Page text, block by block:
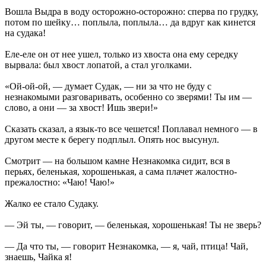
Вошла Выдра в воду осторожно-осторожно: сперва по грудку,
потом по шейку… поплыла, поплыла… да вдруг как кинется
на судака!
Еле-еле он от нее ушел, только из хвоста она ему середку
вырвала: был хвост лопатой, а стал уголками.
«Ой-ой-ой, — думает Судак, — ни за что не буду с
незнакомыми разговаривать, особенно со зверями! Ты им —
слово, а они — за хвост! Ишь звери!»
Сказать сказал, а язык-то все чешется! Поплавал немного — в
другом месте к берегу подплыл. Опять нос высунул.
Смотрит — на большом камне Незнакомка сидит, вся в
перьях, беленькая, хорошенькая, а сама плачет жалостно-
прежалостно: «Чаю! Чаю!»
Жалко ее стало Судаку.
— Эй ты, — говорит, — беленькая, хорошенькая! Ты не зверь?
— Да что ты, — говорит Незнакомка, — я, чай, птица! Чай,
знаешь, Чайка я!